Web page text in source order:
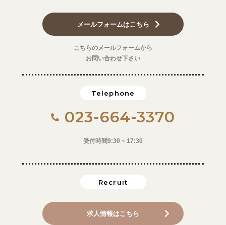
メールフォームはこちら
こちらのメールフォームから
お問い合わせ下さい
Telephone
023-664-3370
受付時間9:30 ~ 17:30
Recruit
求人情報はこちら